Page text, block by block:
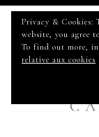
Privacy & Cookies:
website, you agree
To find out more,
relative aux cookies